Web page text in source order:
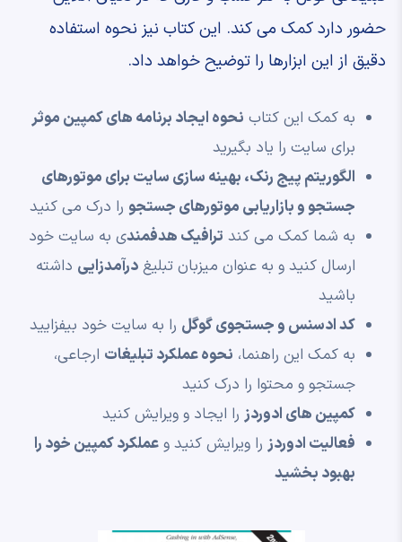
حضور دارد کمک می کند. این کتاب نیز نحوه استفاده
دقیق از این ابزارها را توضیح خواهد داد.
به کمک این کتاب نحوه ایجاد برنامه های کمپین موثر
برای سایت را یاد بگیرید
الگوریتم پیج رنک، بهینه سازی سایت برای موتورهای
جستجو و بازاریابی موتورهای جستجورا درک می کنید
به شما کمک می کند ترافیک هدفمندی به سایت خود
ارسال کنید و به عنوان میزبان تبلیغ درآمدزاییداشته
باشید
کد ادسنس و جستجوی گوگلرا به سایت خود بیفزایید
به کمک این راهنما، نحوه عملکرد تبلیغاتارجاعی،
جستجو و محتوا را درک کنید
کمپین های ادوردزرا ایجاد و ویرایش کنید
فعالیت ادوردزرا ویرایش کنید و عملکرد کمپین خود را
بهبود بخشید